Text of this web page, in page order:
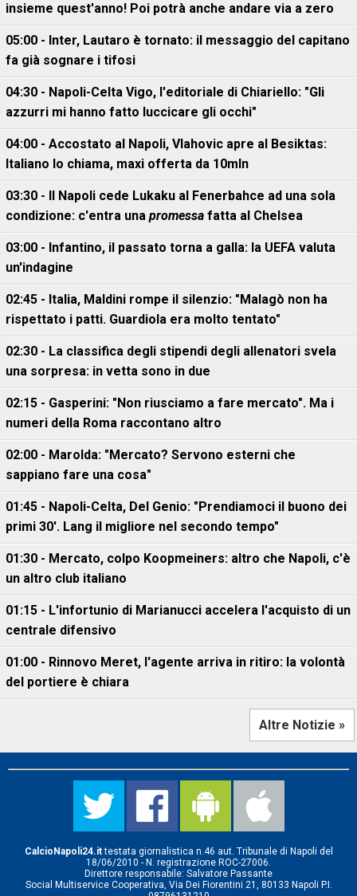
insieme quest'anno! Poi potrà anche andare via a zero
05:00 - Inter, Lautaro è tornato: il messaggio del capitano
fa già sognare i tifosi
04:30 - Napoli-Celta Vigo, l'editoriale di Chiariello: "Gli
azzurri mi hanno fatto luccicare gli occhi"
04:00 - Accostato al Napoli, Vlahovic apre al Besiktas:
Italiano lo chiama, maxi offerta da 10mln
03:30 - Il Napoli cede Lukaku al Fenerbahce ad una sola
condizione: c'entra una promessa fatta al Chelsea
03:00 - Infantino, il passato torna a galla: la UEFA valuta
un'indagine
02:45 - Italia, Maldini rompe il silenzio: "Malagò non ha
rispettato i patti. Guardiola era molto tentato"
02:30 - La classifica degli stipendi degli allenatori svela
una sorpresa: in vetta sono in due
02:15 - Gasperini: "Non riusciamo a fare mercato". Ma i
numeri della Roma raccontano altro
02:00 - Marolda: "Mercato? Servono esterni che
sappiano fare una cosa"
01:45 - Napoli-Celta, Del Genio: "Prendiamoci il buono dei
primi 30'. Lang il migliore nel secondo tempo"
01:30 - Mercato, colpo Koopmeiners: altro che Napoli, c'è
un altro club italiano
01:15 - L'infortunio di Marianucci accelera l'acquisto di un
centrale difensivo
01:00 - Rinnovo Meret, l'agente arriva in ritiro: la volontà
del portiere è chiara
Altre Notizie »
CalcioNapoli24.ittestata giornalistica n.46 aut. Tribunale di Napoli del
18/06/2010 - N. registrazione ROC-27006.
Direttore responsabile: Salvatore Passante
Social Multiservice Cooperativa, Via Dei Fiorentini 21, 80133 Napoli P.I.